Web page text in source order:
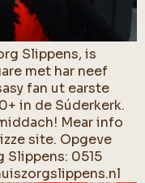
Slippens, is
met har neef
fan ut earste
in de Súderkerk.
Mear info
site. Opgeve
Slippens: 0515